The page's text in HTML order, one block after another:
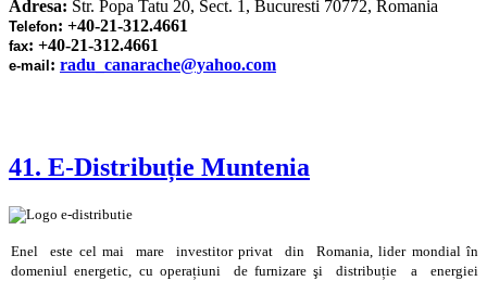
Adresa: Str. Popa Tatu 20, Sect. 1, Bucuresti 70772, Romania
Telefon: +40-21-312.4661
fax: +40-21-312.4661
e-mail : radu_canarache@yahoo.com
41. E-Distribuție Muntenia
Enel este cel mai mare investitor privat din Romania, lider mondial în
domeniul energetic, cu operațiuni de furnizare şi distribuție a energiei